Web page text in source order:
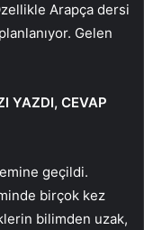
Arapça dersi
Gelen
YAZDI, CEVAP
geçildi.
birçok kez
bilimden uzak,